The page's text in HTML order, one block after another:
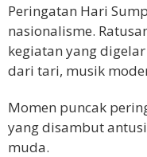
Peringatan Hari
nasionalisme.
kegiatan yang
dari tari, musik
Momen puncak
yang disambut
muda.